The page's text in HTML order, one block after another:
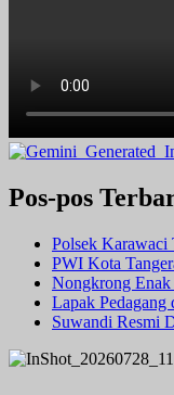
Pos-pos
Polsek Karawaci
PWI Kota
Nongkrong Enak
Lapak Pedagang
Suwandi Resmi